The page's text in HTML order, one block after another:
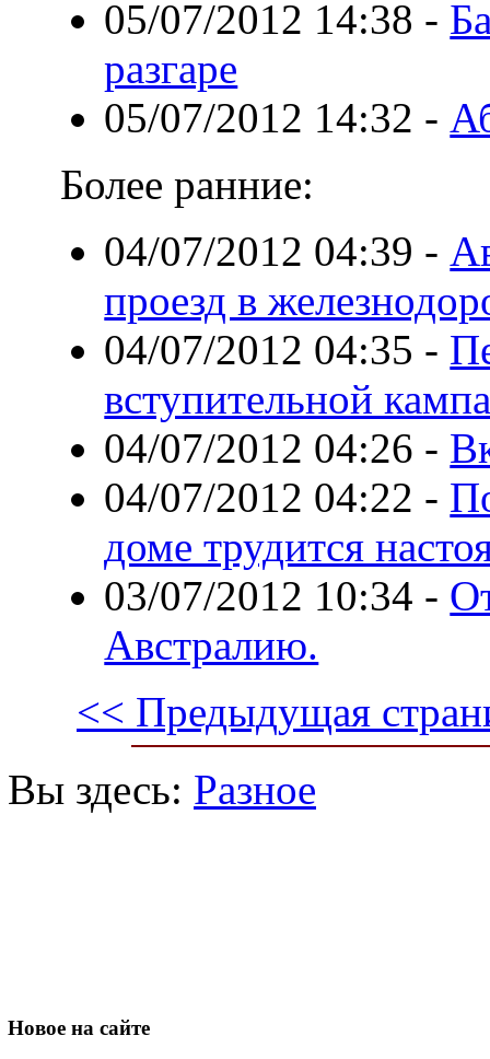
05/07/2012 14:38 -
разгаре
05/07/2012 14:32 -
Более ранние:
04/07/2012 04:39 -
проезд в
04/07/2012 04:35 -
вступительной
04/07/2012 04:26 -
04/07/2012 04:22 -
доме трудится
03/07/2012 10:34 -
Австралию.
<< Предыдущая
Вы здесь: Разное
Новое на сайте